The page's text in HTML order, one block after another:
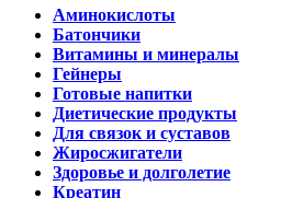
Аминокислоты
Батончики
Витамины и минералы
Гейнеры
Готовые напитки
Диетические продукты
Для связок и суставов
Жиросжигатели
Здоровье и долголетие
Креатин